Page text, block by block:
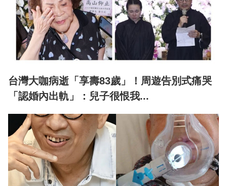
台灣大咖病逝「享壽83歲」！周遊告別式痛哭
「認婚內出軌」：兒子很恨我...